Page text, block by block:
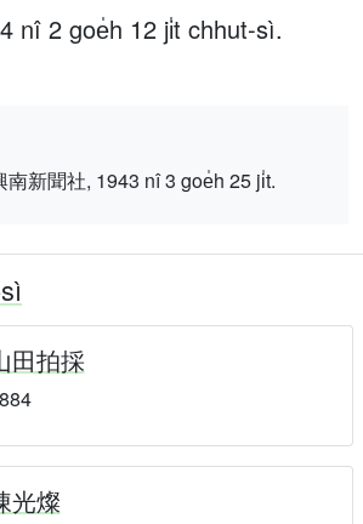
nî 2 goe̍h 12 ji̍t chhut-sì.
南新聞社, 1943 nî 3 goe̍h 25 ji̍t.
田拍採
光燦